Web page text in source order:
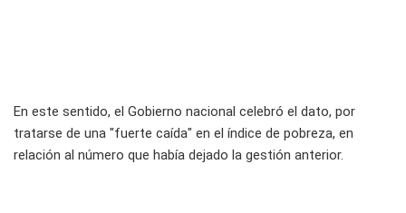
En este sentido, el Gobierno nacional celebró el dato, por
tratarse de una "fuerte caída" en el índice de pobreza, en
relación al número que había dejado la gestión anterior.